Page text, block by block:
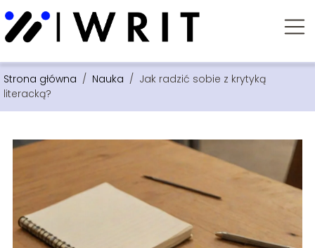
Strona główna / Nauka / Jak radzić sobie z krytyką
literacką?